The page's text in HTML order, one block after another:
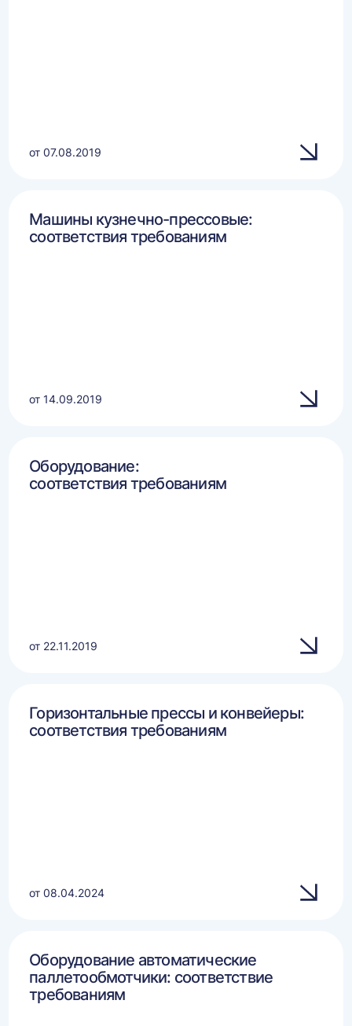
от 07.08.2019
Машины кузнечно-прессовые:
соответствия требованиям
от 14.09.2019
Оборудование:
соответствия требованиям
от 22.11.2019
Горизонтальные прессы и конвейеры:
соответствия требованиям
от 08.04.2024
Оборудование автоматические
паллетообмотчики: соответствие
требованиям